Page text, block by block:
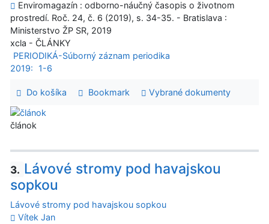
Enviromagazín : odborno-náučný časopis o životnom
prostredí. Roč. 24, č. 6 (2019), s. 34-35. - Bratislava :
Ministerstvo ŽP SR, 2019
xcla - ČLÁNKY
PERIODIKÁ-Súborný záznam periodika
2019:
1-6
Do košíka Bookmark Vybrané dokumenty
článok
3. Lávové stromy pod havajskou
sopkou
Lávové stromy pod havajskou sopkou
Vítek Jan